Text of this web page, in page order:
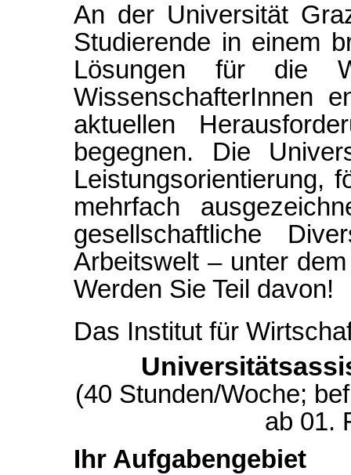
An der Universität
Studierende in einem
Lösungen für die
WissenschafterInnen
aktuellen
begegnen. Die
Leistungsorientierung,
mehrfach
gesellschaftliche
Arbeitswelt – unter
Werden Sie Teil davon!
Das Institut für
(40 Stunden/Woche;
ab 01.
Ihr Aufgabengebiet